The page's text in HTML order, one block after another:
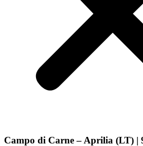
Campo di Carne – Aprilia (LT) |